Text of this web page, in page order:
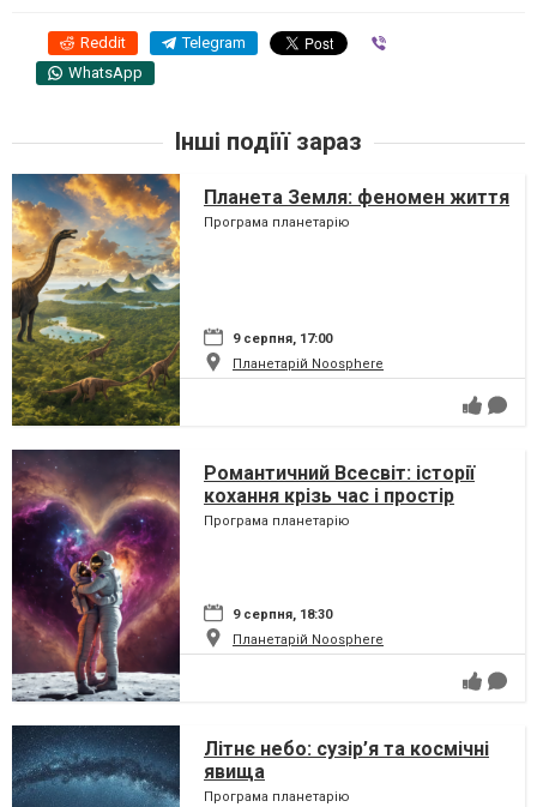
Reddit Telegram
WhatsApp
Інші подіїї зараз
Планета Земля: феномен життя
Програма планетарію
9 серпня, 17:00
Планетарій Noosphere
Романтичний Всесвіт: історії
кохання крізь час і простір
Програма планетарію
9 серпня, 18:30
Планетарій Noosphere
Літнє небо: сузір’я та космічні
явища
Програма планетарію